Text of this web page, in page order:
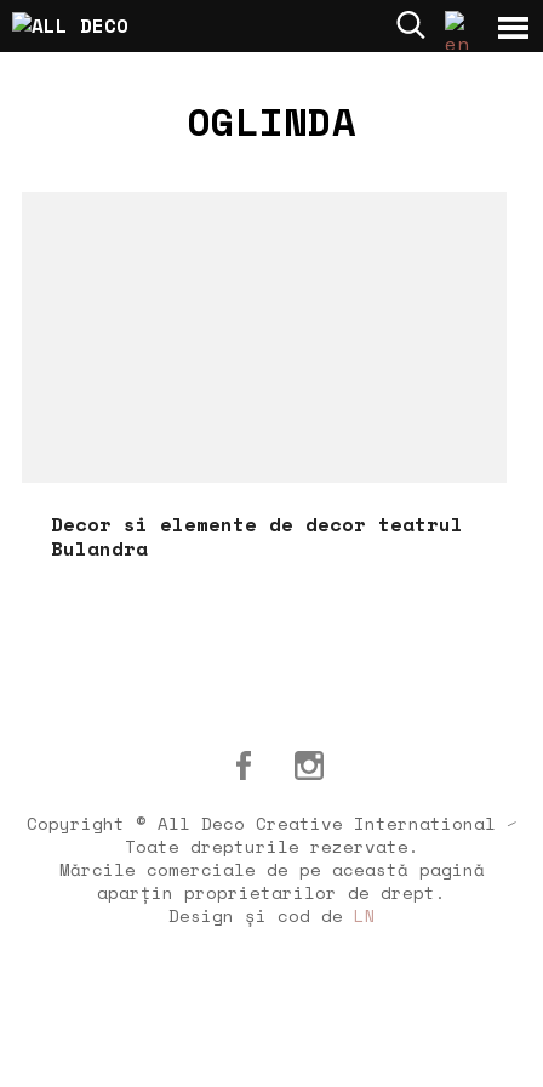
OGLINDA
Decor si elemente de decor teatrul
Bulandra
Copyright © All Deco Creative International ⁄
Toate drepturile rezervate.
Mărcile comerciale de pe această pagină
aparțin proprietarilor de drept.
Design și cod de LN